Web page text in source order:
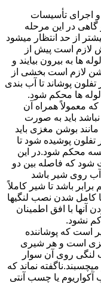
اجرای تأسیسات
در این مرحله
از حد انتظار میشود
لازم است پیش از
به بیرون بیایند و
لازم است بخشی از
تفلون پوشاند تا آب بندی
ها محکم شود.
معمولاً همراه آن
باید به صورت
بوشن مغزی باید
پوشیده شود تا
محکم شود.در این
شود که فاصله بین دو
آب روی شیر باشد
برابر باشد تا شیر کاملاً
کامل شدن نصب لنگیها
آنها با افق اطمینان
کم نشود.
است که پوشاننده
است و هر شیری
لنگی روی آن سوار
نماند که
آکواریوم یا چسب آنتی